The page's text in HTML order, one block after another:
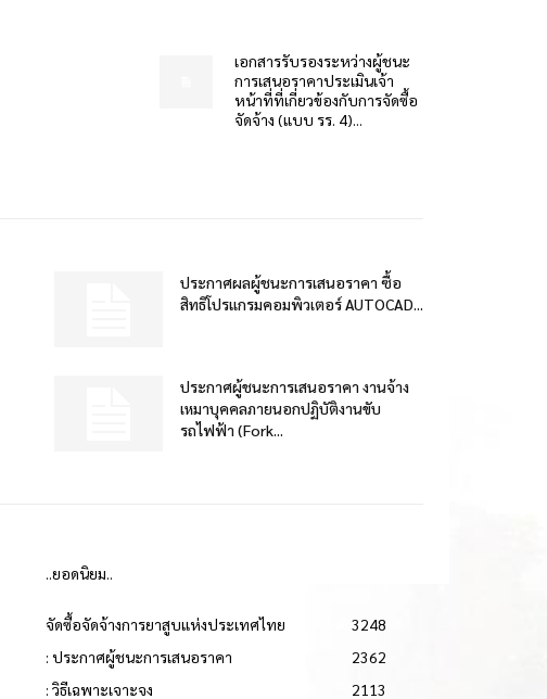
เอกสารรับรองระหว่างผู้ชนะ
การเสนอราคาประเมินเจ้า
หน้าที่ที่เกี่ยวข้องกับการจัดซื้อ
จัดจ้าง (แบบ รร. 4)...
ประกาศผลผู้ชนะการเสนอราคา ซื้อ
สิทธิโปรแกรมคอมพิวเตอร์ AUTOCAD...
ประกาศผู้ชนะการเสนอราคา งานจ้าง
เหมาบุคคลภายนอกปฏิบัติงานขับ
รถไฟฟ้า (Fork...
..ยอดนิยม..
จัดซื้อจัดจ้างการยาสูบแห่งประเทศไทย
3248
: ประกาศผู้ชนะการเสนอราคา
2362
: วิธีเฉพาะเจาะจง
2113